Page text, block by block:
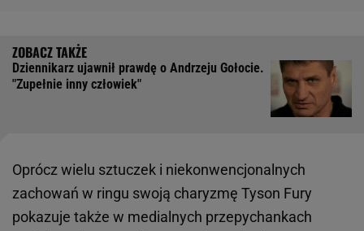
Dziennikarz ujawnił prawdę o Andrzeju Gołocie.
"Zupełnie inny człowiek"
Oprócz wielu sztuczek i niekonwencjonalnych
zachowań w ringu swoją charyzmę Tyson Fury
pokazuje także w medialnych przepychankach